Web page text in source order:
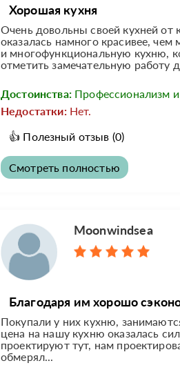
Хорошая кухня
Очень довольны своей кухней
оказалась намного красивее,
и многофункциональную кухню,
отметить замечательную работу
Достоинства: Профессионализм и
Недостатки: Нет.
👍 Полезный отзыв (0)
Смотреть полностью
Moonwindsea
Благодаря им хорошо
Покупали у них кухню,
цена на нашу кухню оказалась
проектируют тут, нам
обмерял...